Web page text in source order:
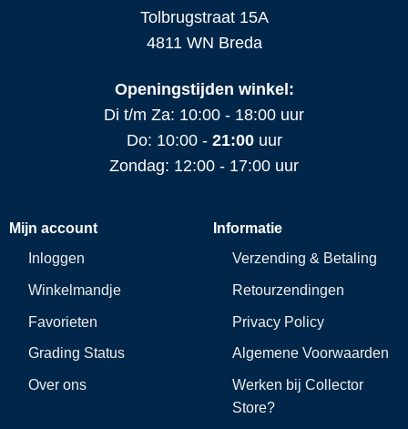
Tolbrugstraat 15A
4811 WN Breda
Openingstijden winkel:
Di t/m Za: 10:00 - 18:00 uur
Do: 10:00 - 21:00uur
Zondag: 12:00 - 17:00 uur
Mijn account
Inloggen
Winkelmandje
Favorieten
Grading Status
Over ons
Informatie
Verzending & Betaling
Retourzendingen
Privacy Policy
Algemene Voorwaarden
Werken bij Collector
Store?